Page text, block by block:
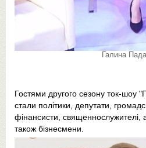
Галина
Гостями другого сезону ток-шоу
стали політики, депутати,
фінансисти, священнослужителі,
також бізнесмени.